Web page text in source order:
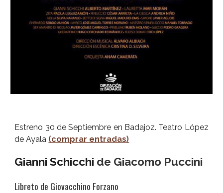
Estreno 30 de Septiembre en Badajoz. Teatro López
de Ayala (comprar entradas)
Gianni Schicchi de Giacomo Puccini
Libreto de Giovacchino Forzano